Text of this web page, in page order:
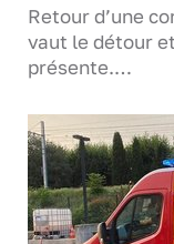
Retour d’une
vaut le détour
présente.…